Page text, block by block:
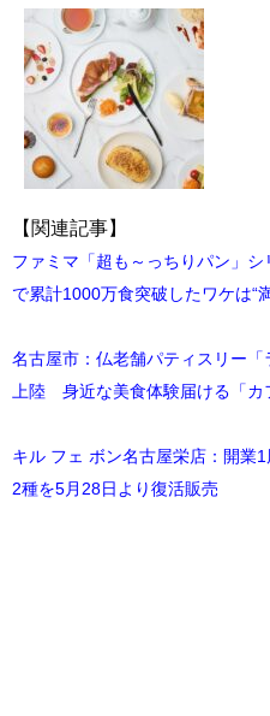
【関連記事】
ファミマ「超も～っちりパン」
で累計1000万食突破したワケは“
名古屋市：仏老舗パティスリー
上陸 身近な美食体験届ける「カ
キル フェ ボン名古屋栄店：開
2種を5月28日より復活販売